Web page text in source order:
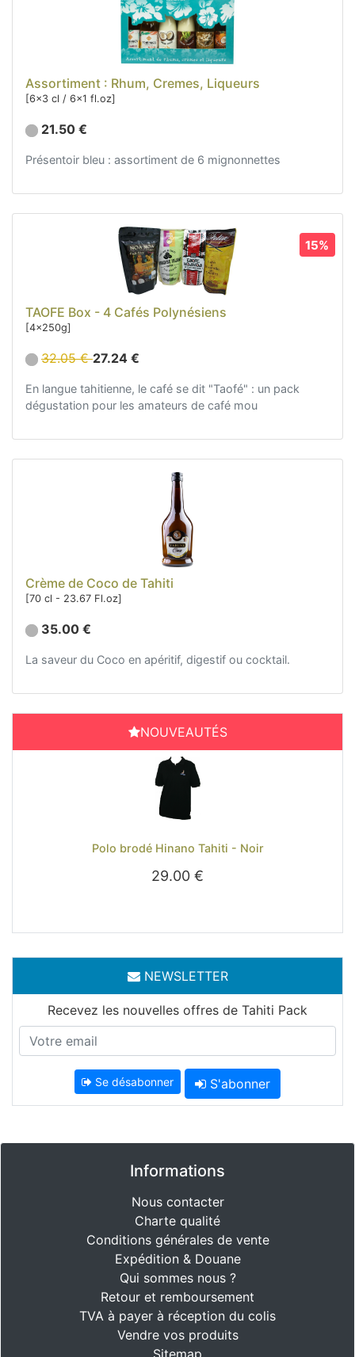
Assortiment : Rhum, Cremes, Liqueurs
[6x3 cl / 6x1 fl.oz]
21.50 €
Présentoir bleu : assortiment de 6 mignonnettes
15%
TAOFE Box - 4 Cafés Polynésiens
[4x250g]
32.05 €27.24 €
En langue tahitienne, le café se dit "Taofé" : un pack
dégustation pour les amateurs de café mou
Crème de Coco de Tahiti
[70 cl - 23.67 Fl.oz]
35.00 €
La saveur du Coco en apéritif, digestif ou cocktail.
NOUVEAUTÉS
Polo brodé Hinano Tahiti - Noir
29.00 €
Previous
NEWSLETTER
Recevez les nouvelles offres de Tahiti Pack
Se désabonner S'abonner
Informations
Nous contacter
Charte qualité
Conditions générales de vente
Expédition & Douane
Qui sommes nous ?
Retour et remboursement
TVA à payer à réception du colis
Vendre vos produits
Sitemap